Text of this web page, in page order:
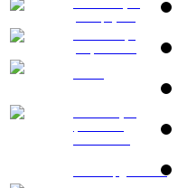
Ūdensapgādes un